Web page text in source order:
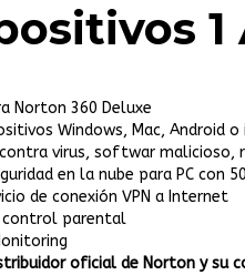
1
Norton 360 Deluxe
Windows, Mac, Android o
virus, softwar malicioso,
en la nube para PC con
de conexión VPN a Internet
control parental
oficial de Norton y su